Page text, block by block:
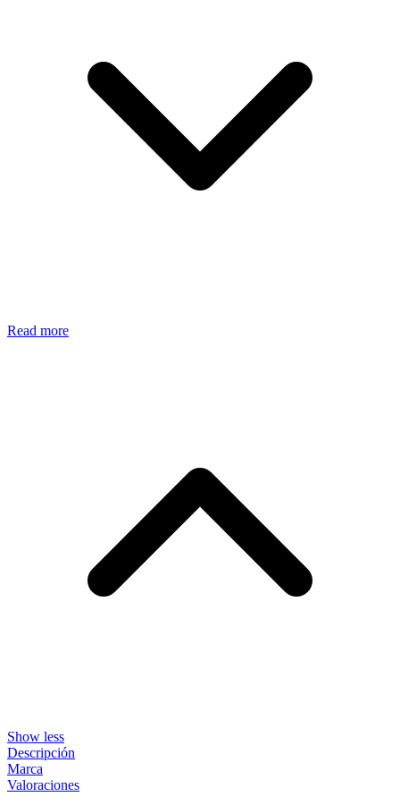
Read more
Show less
Descripción
Marca
Valoraciones